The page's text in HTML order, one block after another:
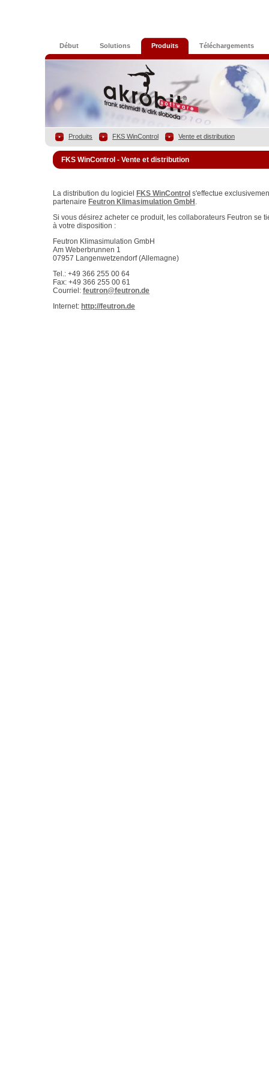
Début Solutions Produits Téléchargements
Produits FKS WinControl Vente et distribution
FKS WinControl - Vente et distribution
La distribution du logiciel FKS WinControl s'effectue
partenaire Feutron Klimasimulation GmbH .
Si vous désirez acheter ce produit, les collaborateurs Feutron se
à votre disposition :
Feutron Klimasimulation GmbH
Am Weberbrunnen 1
07957 Langenwetzendorf (Allemagne)
Tel.: +49 366 255 00 64
Fax: +49 366 255 00 61
Courriel: feutron@feutron.de
Internet: http://feutron.de